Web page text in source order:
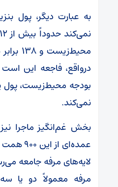
به عبارت دیگر، پول
درواقع، فاجعه این
بودجه محیط‌زیست، پول
نمی‌کند.
بخش غم‌انگیز ماجرا
عمده‌ای
لایه‌های مرفه جامعه
مرفه معمولاً دو یا سه